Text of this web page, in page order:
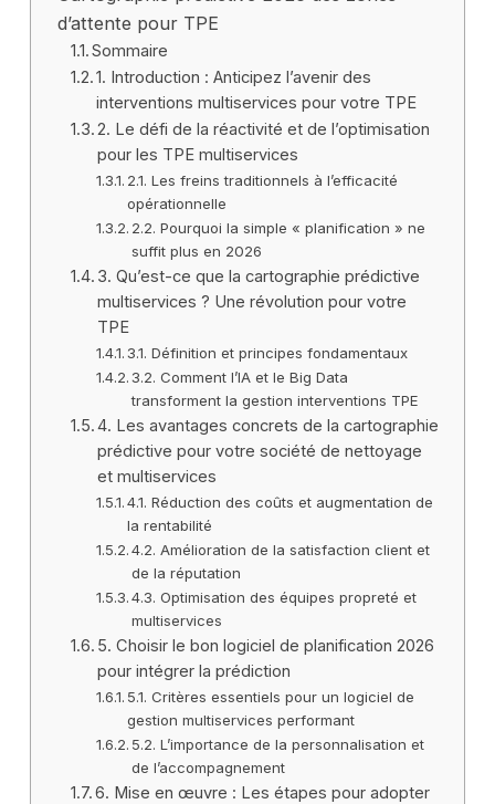
d’attente pour TPE
Sommaire
1. Introduction : Anticipez l’avenir des
interventions multiservices pour votre TPE
2. Le défi de la réactivité et de l’optimisation
pour les TPE multiservices
2.1. Les freins traditionnels à l’efficacité
opérationnelle
2.2. Pourquoi la simple « planification » ne
suffit plus en 2026
3. Qu’est-ce que la cartographie prédictive
multiservices ? Une révolution pour votre
TPE
3.1. Définition et principes fondamentaux
3.2. Comment l’IA et le Big Data
transforment la gestion interventions TPE
4. Les avantages concrets de la cartographie
prédictive pour votre société de nettoyage
et multiservices
4.1. Réduction des coûts et augmentation de
la rentabilité
4.2. Amélioration de la satisfaction client et
de la réputation
4.3. Optimisation des équipes propreté et
multiservices
5. Choisir le bon logiciel de planification 2026
pour intégrer la prédiction
5.1. Critères essentiels pour un logiciel de
gestion multiservices performant
5.2. L’importance de la personnalisation et
de l’accompagnement
6. Mise en œuvre : Les étapes pour adopter